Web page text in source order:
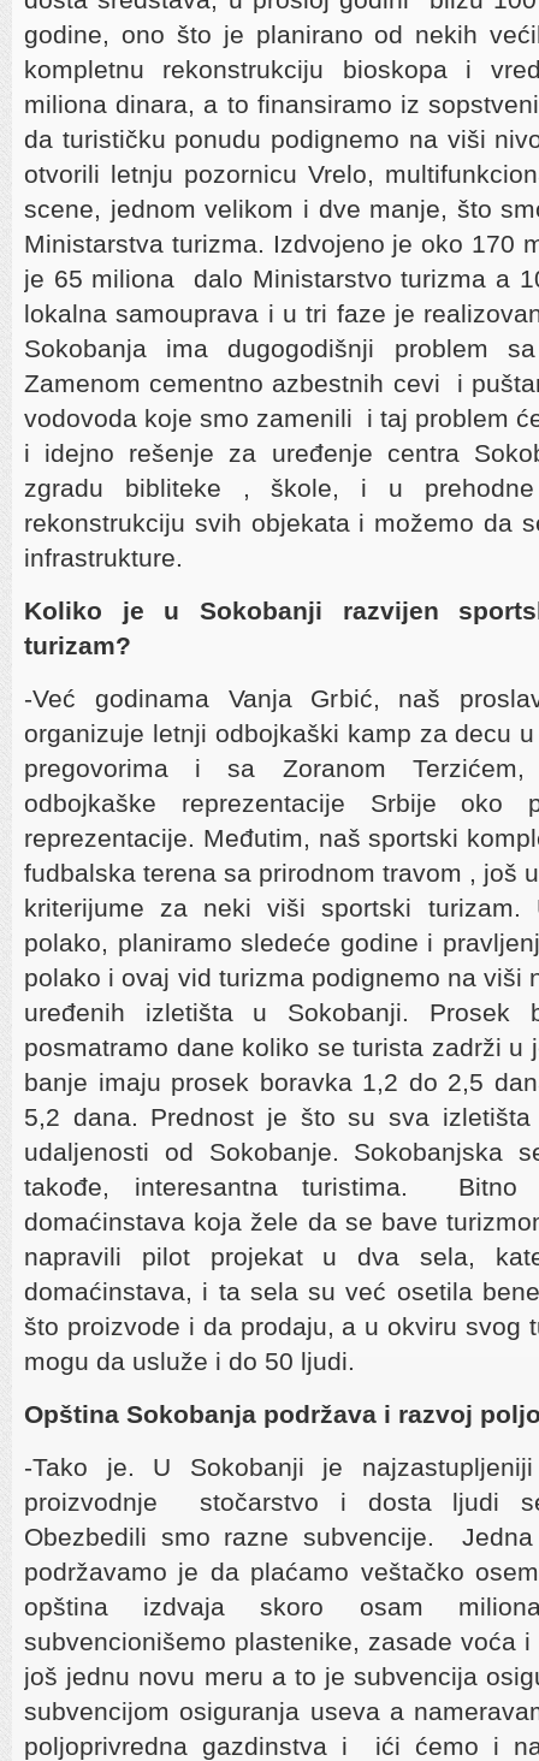
godine, ono što je planirano od nekih
kompletnu rekonstrukciju bioskopa i
miliona dinara, a to finansiramo iz
da turističku ponudu podignemo na viši
otvorili letnju pozornicu Vrelo,
scene, jednom velikom i dve manje, što
Ministarstva turizma. Izdvojeno je oko 170
je 65 miliona dalo Ministarstvo turizma a
lokalna samouprava i u tri faze je
Sokobanja ima dugogodišnji problem sa
Zamenom cementno azbestnih cevi i
vodovoda koje smo zamenili i taj problem
i idejno rešenje za uređenje centra
zgradu bibliteke , škole, i u
rekonstrukciju svih objekata i možemo da
infrastrukture.
Koliko je u Sokobanji razvijen
turizam?
-Već godinama Vanja Grbić, naš
organizuje letnji odbojkaški kamp za decu
pregovorima i sa Zoranom Terzićem,
odbojkaške reprezentacije Srbije oko
reprezentacije. Međutim, naš sportski
fudbalska terena sa prirodnom travom , još
kriterijume za neki viši sportski turizam.
polako, planiramo sledeće godine i
polako i ovaj vid turizma podignemo na viši
uređenih izletišta u Sokobanji. Prosek
posmatramo dane koliko se turista zadrži
banje imaju prosek boravka 1,2 do 2,5
5,2 dana. Prednost je što su sva
udaljenosti od Sokobanje. Sokobanjska
takođe, interesantna turistima.
domaćinstava koja žele da se bave
napravili pilot projekat u dva sela,
domaćinstava, i ta sela su već osetila
što proizvode i da prodaju, a u okviru svog
mogu da usluže i do 50 ljudi.
Opština Sokobanja podržava i razvoj
-Tako je. U Sokobanji je
proizvodnje stočarstvo i dosta ljudi
Obezbedili smo razne subvencije.
podržavamo je da plaćamo veštačko
opština izdvaja skoro osam
subvencionišemo plastenike, zasade voća
još jednu novu meru a to je subvencija
subvencijom osiguranja useva a
poljoprivredna gazdinstva i ići ćemo i